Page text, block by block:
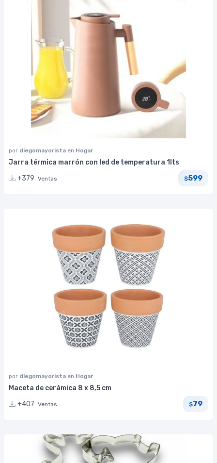
por diegomayorista en Hogar
Jarra térmica marrón con led de temperatura 1lts
+379 Ventas $599
por diegomayorista en Hogar
Maceta de cerámica 8 x 8,5 cm
+407 Ventas $79